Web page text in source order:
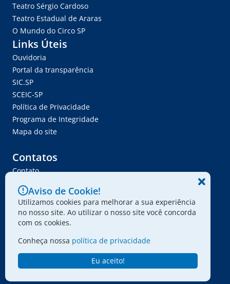
Teatro Sérgio Cardoso
Teatro Estadual de Araras
O Mundo do Circo SP
Links Úteis
Ouvidoria
Portal da transparência
SIC.SP
SCEIC-SP
Política de Privacidade
Programa de Integridade
Mapa do site
Contatos
Contato
Ser Fornecedor
Envie seu projeto
© 2024 - Associação Paulista dos Amigos da Arte
Aviso de Cookie!
Utilizamos cookies para melhorar a sua experiência
no nosso site. Ao utilizar o nosso site você concorda
com os cookies.
Conheça nossa política de privacidade
Eu aceito!